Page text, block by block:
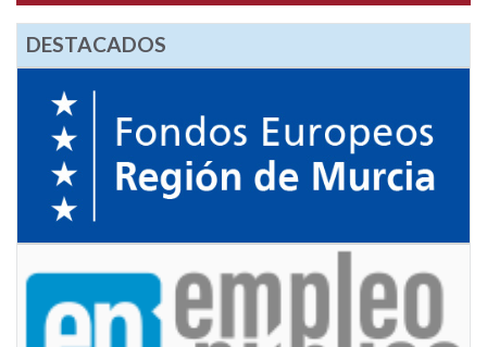
DESTACADOS